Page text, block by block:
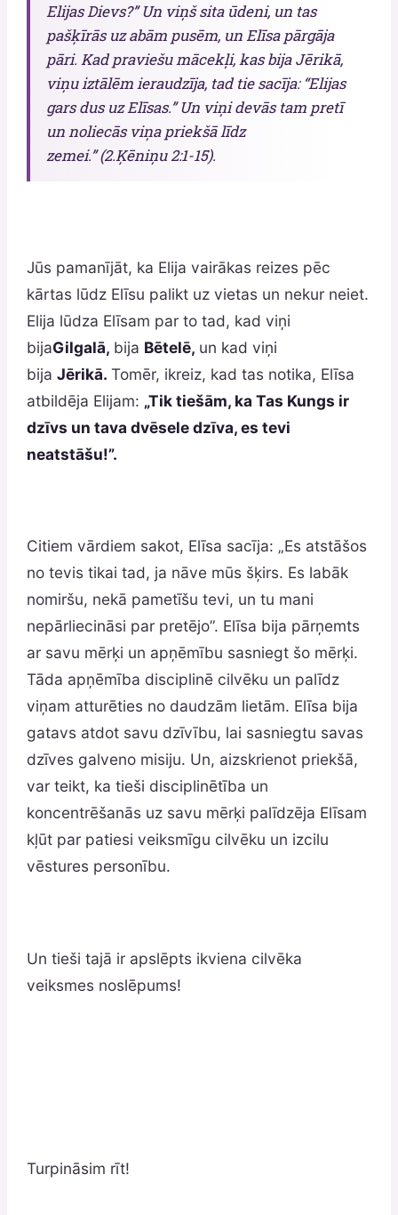
Elijas Dievs?” Un viņš sita ūdeni, un tas
pašķīrās uz abām pusēm, un Elīsa pārgāja
pāri. Kad praviešu mācekļi, kas bija Jērikā,
viņu iztālēm ieraudzīja, tad tie sacīja: “Elijas
gars dus uz Elīsas.” Un viņi devās tam pretī
un noliecās viņa priekšā līdz
zemei.” (2.Ķēniņu 2:1-15).
Jūs pamanījāt, ka Elija vairākas reizes pēc
kārtas lūdz Elīsu palikt uz vietas un nekur neiet.
Elija lūdza Elīsam par to tad, kad viņi
bijaGilgalā, bija Bētelē, un kad viņi
bija Jērikā. Tomēr, ikreiz, kad tas notika, Elīsa
atbildēja Elijam: „Tik tiešām, ka Tas Kungs ir
dzīvs un tava dvēsele dzīva, es tevi
neatstāšu!”.
Citiem vārdiem sakot, Elīsa sacīja: „Es atstāšos
no tevis tikai tad, ja nāve mūs šķirs. Es labāk
nomiršu, nekā pametīšu tevi, un tu mani
nepārliecināsi par pretējo”. Elīsa bija pārņemts
ar savu mērķi un apņēmību sasniegt šo mērķi.
Tāda apņēmība disciplinē cilvēku un palīdz
viņam atturēties no daudzām lietām. Elīsa bija
gatavs atdot savu dzīvību, lai sasniegtu savas
dzīves galveno misiju. Un, aizskrienot priekšā,
var teikt, ka tieši disciplinētība un
koncentrēšanās uz savu mērķi palīdzēja Elīsam
kļūt par patiesi veiksmīgu cilvēku un izcilu
vēstures personību.
Un tieši tajā ir apslēpts ikviena cilvēka
veiksmes noslēpums!
Turpināsim rīt!